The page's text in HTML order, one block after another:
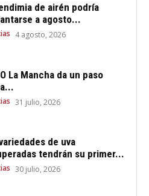
de airén podría
a agosto...
4 agosto, 2026
La Mancha da un paso
31 julio, 2026
de uva
tendrán su primer...
30 julio, 2026